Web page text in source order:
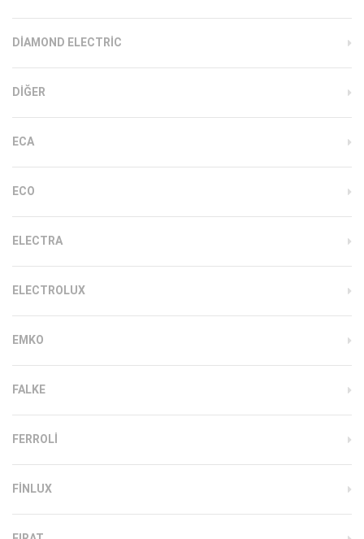
DIAMOND ELECTRIC
DIĞER
ECA
ECO
ELECTRA
ELECTROLUX
EMKO
FALKE
FERROLI
FINLUX